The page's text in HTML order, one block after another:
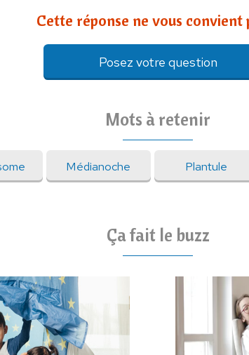
Cette réponse ne vous convient
Posez votre question
Mots à retenir
Médianoche Plantule
Ça fait le buzz